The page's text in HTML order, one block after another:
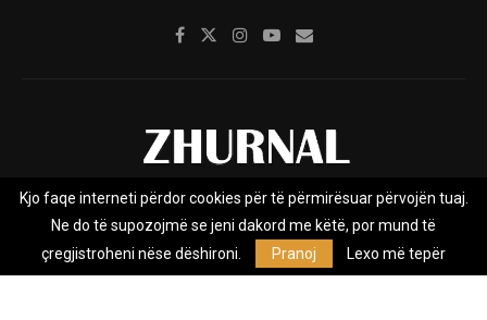
Rreth nesh Impresumi Marketing
Privacy Policy
Zhurnal.mk është Agjenci e Lajmeve e pavarur, e themeluar në vitin
Kjo faqe interneti përdor cookies për të përmirësuar përvojën tuaj.
Ne do të supozojmë se jeni dakord me këtë, por mund të
çregjistroheni nëse dëshironi.
Pranoj Lexo më tepër